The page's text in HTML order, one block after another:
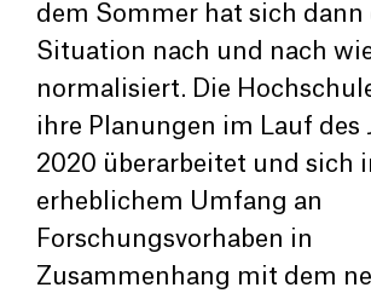
dem Sommer hat sich dann
Situation nach und nach
normalisiert. Die
ihre Planungen im Lauf des
2020 überarbeitet und sich
erheblichem Umfang an
Forschungsvorhaben in
Zusammenhang mit dem